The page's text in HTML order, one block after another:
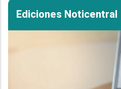
Ediciones Noticentral